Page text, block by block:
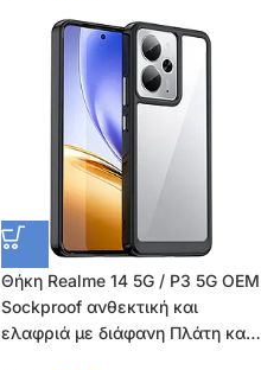
Θήκη Realme 14 5G / P3 5G OEM
Sockproof ανθεκτική και
ελαφριά με διάφανη Πλάτη και